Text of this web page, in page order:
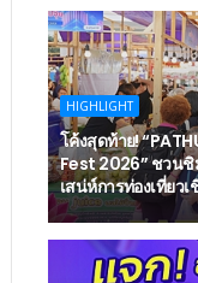
HIGHLIGHT
โค้งสุดท้าย!
Fest 2026” ชวนชิ
เสน่ห์การท่องเที่ยว